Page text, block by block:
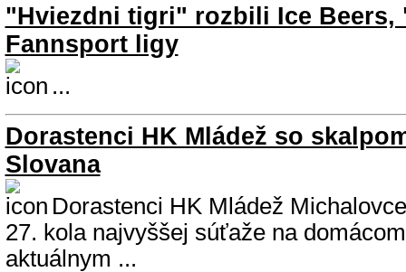
"Hviezdni tigri" rozbili Ice Beers,
Fannsport ligy
...
Dorastenci HK Mládež so
Slovana
Dorastenci HK Mládež
27. kola najvyššej súťaže na
aktuálnym ...